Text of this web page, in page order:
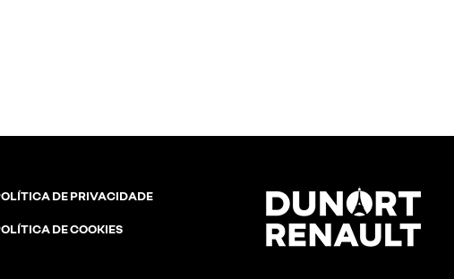
DE PRIVACIDADE
DE COOKIES